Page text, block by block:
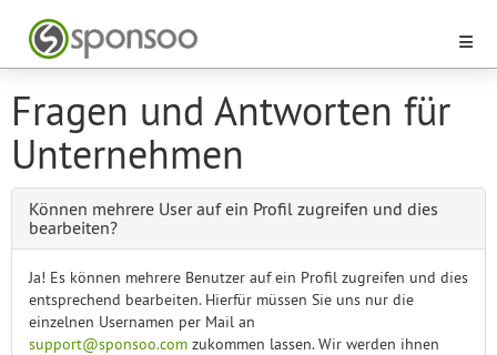
Fragen und Antworten für
Unternehmen
Können mehrere User auf ein Profil zugreifen und dies
bearbeiten?
Ja! Es können mehrere Benutzer auf ein Profil zugreifen und dies
entsprechend bearbeiten. Hierfür müssen Sie uns nur die
einzelnen Usernamen per Mail an
support@sponsoo.com zukommen lassen. Wir werden ihnen